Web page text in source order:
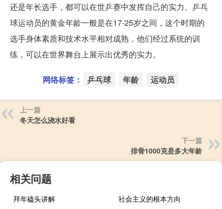
还是年长选手，都可以在世乒赛中发挥自己的实力。乒乓
球运动员的黄金年龄一般是在17-25岁之间，这个时期的
选手身体素质和技术水平相对成熟，他们经过系统的训
练，可以在世界舞台上展示出优秀的实力。
网络标签： 乒乓球 年龄 运动员
上一篇
冬天怎么浇水好看
下一篇
排骨1000克是多大年龄
相关问题
拜年磕头讲解
社会主义的根本方向